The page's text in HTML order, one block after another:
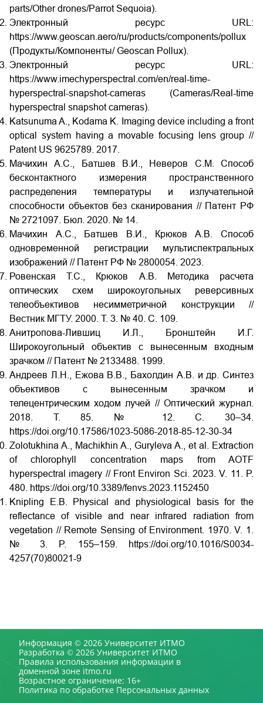
parts/Other drones/Parrot Sequoia).
Электронный ресурс URL:
https://www.geoscan.aero/ru/products/components/pollux
(Продукты/Компоненты/ Geoscan Pollux).
Электронный ресурс URL:
https://www.imechyperspectral.com/en/real-time-
hyperspectral-snapshot-cameras (Cameras/Real-time
hyperspectral snapshot cameras).
Katsunuma A., Kodama K. Imaging device including a front
optical system having a movable focusing lens group //
Patent US 9625789. 2017.
Мачихин А.С., Батшев В.И., Неверов С.М. Способ
бесконтактного измерения пространственного
распределения температуры и излучательной
способности объектов без сканирования // Патент РФ
№ 2721097. Бюл. 2020. № 14.
Мачихин А.С., Батшев В.И., Крюков А.В. Способ
одновременной регистрации мультиспектральных
изображений // Патент РФ № 2800054. 2023.
Ровенская Т.С., Крюков А.В. Методика расчета
оптических схем широкоугольных реверсивных
телеобъективов несимметричной конструкции //
Вестник МГТУ. 2000. Т. 3. № 40. С. 109.
Анитропова-Лившиц И.Л., Бронштейн И.Г.
Широкоугольный объектив с вынесенным входным
зрачком // Патент № 2133488. 1999.
Андреев Л.Н., Ежова В.В., Бахолдин А.В. и др. Синтез
объективов с вынесенным зрачком и
телецентрическим ходом лучей // Оптический журнал.
2018. Т. 85. № 12. С. 30–34.
https://doi.org/10.17586/1023-5086-2018-85-12-30-34
Zolotukhina A., Machikhin A., Guryleva A., et al. Extraction
of chlorophyll concentration maps from AOTF
hyperspectral imagery // Front Environ Sci. 2023. V. 11. P.
480. https://doi.org/10.3389/fenvs.2023.1152450
Knipling E.B. Physical and physiological basis for the
reflectance of visible and near infrared radiation from
vegetation // Remote Sensing of Environment. 1970. V. 1.
№ 3. P. 155–159. https://doi.org/10.1016/S0034-
4257(70)80021-9
Информация © 2026 Университет ИТМО
Разработка © 2026 Университет ИТМО
Правила использования информации в
доменной зоне itmo.ru
Возрастное ограничение: 16+
Политика по обработке Персональных данных